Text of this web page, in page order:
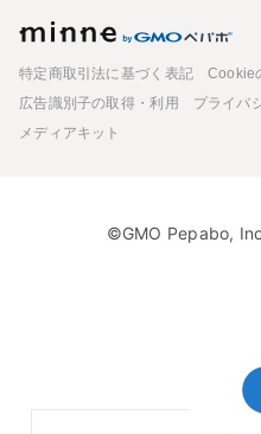
特定商取引法に基づく表記
Cookie
広告識別子の取得・利用
プライバ
メディアキット
©GMO Pepabo,